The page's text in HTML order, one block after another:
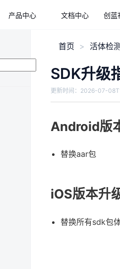
产品中心 文档中心 创蓝
首页 活体检
SDK升级
更新时间： 2026-07-
Android版
替换aar包
iOS版本升
替换所有sdk包